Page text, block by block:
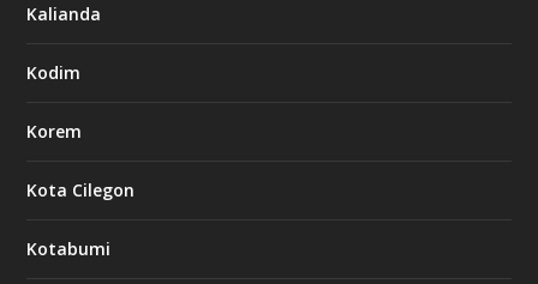
Kalianda
Kodim
Korem
Kota Cilegon
Kotabumi